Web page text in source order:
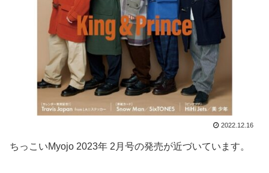
2022.12.16
ちっこいMyojo 2023年 2月号の発売が近づいています。